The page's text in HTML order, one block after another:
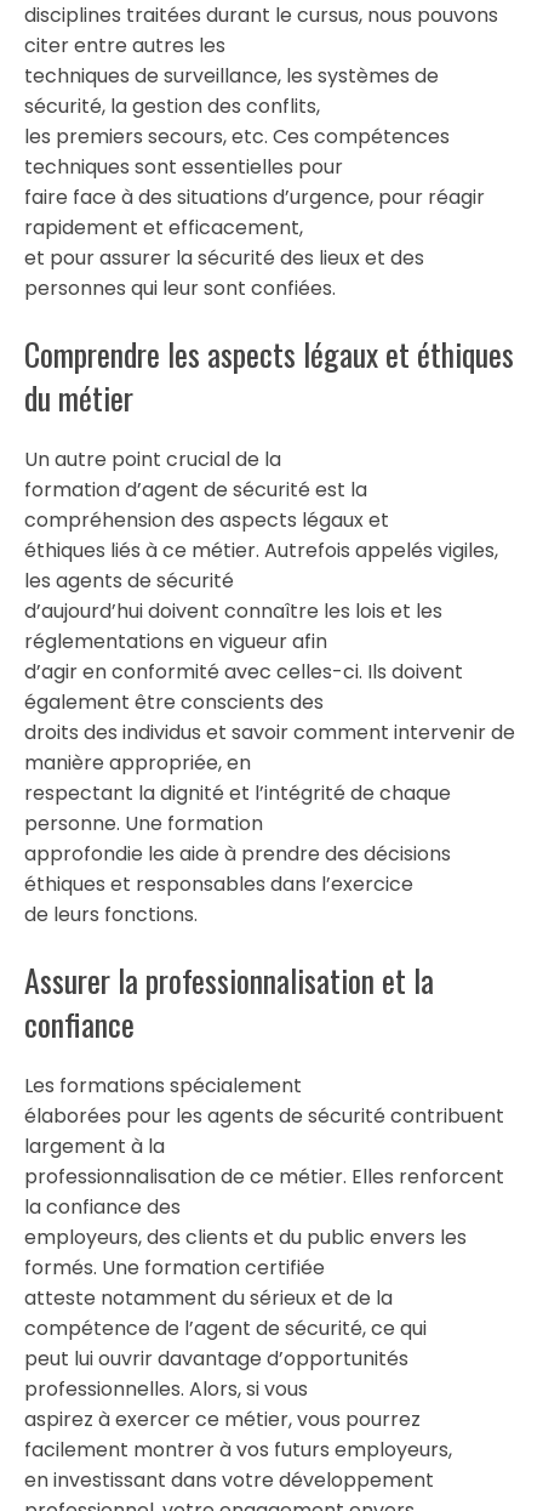
disciplines traitées durant le cursus, nous pouvons
citer entre autres les
techniques de surveillance, les systèmes de
sécurité, la gestion des conflits,
les premiers secours, etc. Ces compétences
techniques sont essentielles pour
faire face à des situations d’urgence, pour réagir
rapidement et efficacement,
et pour assurer la sécurité des lieux et des
personnes qui leur sont confiées.
Comprendre les aspects légaux et éthiques
du métier
Un autre point crucial de la
formation d’agent de sécurité est la
compréhension des aspects légaux et
éthiques liés à ce métier. Autrefois appelés vigiles,
les agents de sécurité
d’aujourd’hui doivent connaître les lois et les
réglementations en vigueur afin
d’agir en conformité avec celles-ci. Ils doivent
également être conscients des
droits des individus et savoir comment intervenir de
manière appropriée, en
respectant la dignité et l’intégrité de chaque
personne. Une formation
approfondie les aide à prendre des décisions
éthiques et responsables dans l’exercice
de leurs fonctions.
Assurer la professionnalisation et la
confiance
Les formations spécialement
élaborées pour les agents de sécurité contribuent
largement à la
professionnalisation de ce métier. Elles renforcent
la confiance des
employeurs, des clients et du public envers les
formés. Une formation certifiée
atteste notamment du sérieux et de la
compétence de l’agent de sécurité, ce qui
peut lui ouvrir davantage d’opportunités
professionnelles. Alors, si vous
aspirez à exercer ce métier, vous pourrez
facilement montrer à vos futurs employeurs,
en investissant dans votre développement